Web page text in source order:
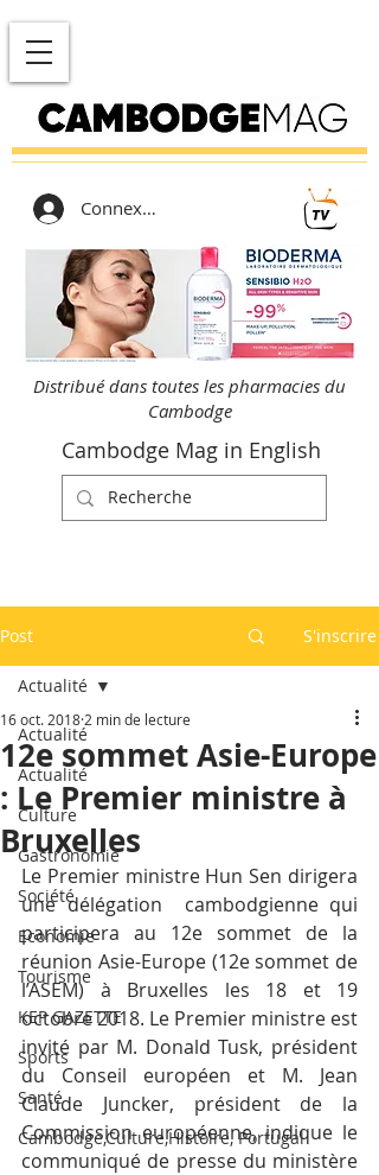
Connexion
Distribué dans toutes les pharmacies du
Cambodge
Cambodge Mag in English
Post S'inscrire
Actualité
Actualité
Culture
Gastronomie
Société
Economie
Tourisme
KEP GAZETTE
Sports
Santé
Cambodge,Culture,Histoire, Portugal
Actualité
12e sommet Asie-Europe
: Le Premier ministre à
Bruxelles
16 oct. 2018 2 min de lecture
Le Premier ministre Hun Sen dirigera
une délégation  cambodgienne qui
participera au 12e sommet de la
réunion Asie-Europe (12e sommet de
l’ASEM) à Bruxelles les 18 et 19
octobre 2018. Le Premier ministre est
invité par M. Donald Tusk, président
du Conseil européen et M. Jean
Claude Juncker, président de la
Commission européenne, indique le
communiqué de presse du ministère